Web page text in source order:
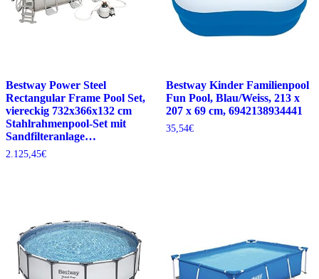
Bestway Power Steel
Rectangular Frame Pool Set,
viereckig 732x366x132 cm
Stahlrahmenpool-Set mit
Sandfilteranlage…
2.125,45€
Bestway Kinder Familienpool
Fun Pool, Blau/Weiss, 213 x
207 x 69 cm, 6942138934441
35,54€